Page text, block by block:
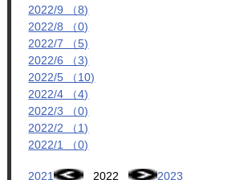
2022/9 （8)
2022/8 （0)
2022/7 （5)
2022/6 （3)
2022/5 （10)
2022/4 （4)
2022/3 （0)
2022/2 （1)
2022/1 （0)
2021 2022 2023